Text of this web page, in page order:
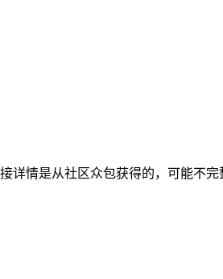
详情是从社区众包获得的，可能不